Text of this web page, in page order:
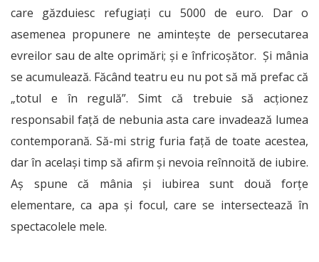
care găzduiesc refugiați cu 5000 de euro. Dar o
asemenea propunere ne amintește de persecutarea
evreilor sau de alte oprimări; şi e înfricoșător. Și mânia
se acumulează. Făcând teatru eu nu pot să mă prefac că
„totul e în regulă”. Simt că trebuie să acționez
responsabil față de nebunia asta care invadează lumea
contemporană. Să-mi strig furia față de toate acestea,
dar în același timp să afirm și nevoia reînnoită de iubire.
Aș spune că mânia și iubirea sunt două forțe
elementare, ca apa și focul, care se intersectează în
spectacolele mele.